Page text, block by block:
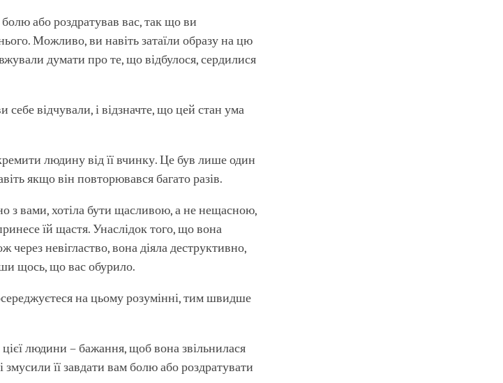
болю або роздратував вас, так що ви
Можливо, ви навіть затаїли образу на цю
думати про те, що відбулося, сердилися
себе відчували, і відзначте, що цей стан ума
людину від її вчинку. Це був лише один
якщо він повторювався багато разів.
з вами, хотіла бути щасливою, а не нещасною,
їй щастя. Унаслідок того, що вона
невігластво, вона діяла деструктивно,
щось, що вас обурило.
на цьому розумінні, тим швидше
людини – бажання, щоб вона звільнилася
змусили її завдати вам болю або роздратувати